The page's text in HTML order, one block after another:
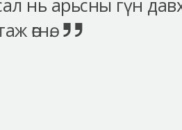
нь арьсны гүн
өгнө.